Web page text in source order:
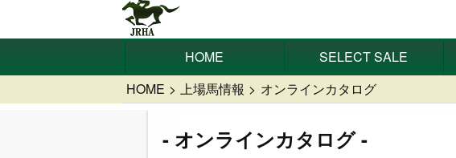
HOME SELECT SALE
HOME 上場馬情報 オンラインカタログ
オンラインカタログ